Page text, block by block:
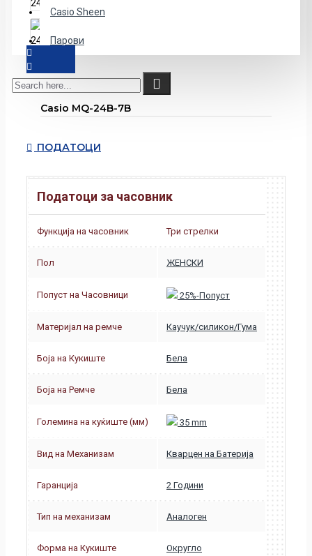
Casio Sheen
Парови
Casio MQ-24B-7B
ПОДАТОЦИ
Податоци за часовник
Функција на часовник Три стрелки
Пол ЖЕНСКИ
Попуст на Часовници 25%-Попуст
Материјал на ремче Каучук/силикон/Гума
Боја на Кукиште Бела
Боја на Ремче Бела
Големина на куќиште (мм) 35 mm
Вид на Механизам Кварцен на Батерија
Гаранција 2 Години
Тип на механизам Аналоген
Форма на Кукиште Округло